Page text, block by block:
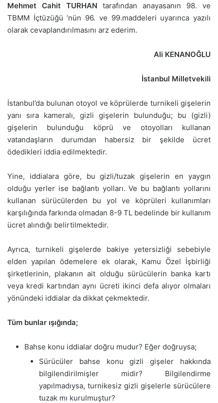
Mehmet Cahit TURHAN tarafından anayasanın 98. ve
TBMM İçtüzüğü ’nün 96. ve 99.maddeleri uyarınca yazılı
olarak cevaplandırılmasını arz ederim.
Ali KENANOĞLU
İstanbul Milletvekili
İstanbul’da bulunan otoyol ve köprülerde turnikeli gişelerin
yanı sıra kameralı, gizli gişelerin bulunduğu; bu (gizli)
gişelerin bulunduğu köprü ve otoyolları kullanan
vatandaşların durumdan habersiz bir şekilde ücret
ödedikleri iddia edilmektedir.
Yine, iddialara göre, bu gizli/tuzak gişelerin en yaygın
olduğu yerler ise bağlantı yolları. Ve bu bağlantı yollarını
kullanan sürücülerden bu yol ve köprüleri kullanımları
karşılığında farkında olmadan 8-9 TL bedelinde bir kullanım
ücret alındığı belirtilmektedir.
Ayrıca, turnikeli gişelerde bakiye yetersizliği sebebiyle
elden yapılan ödemelere ek olarak, Kamu Özel İşbirliği
şirketlerinin, plakanın ait olduğu sürücülerin banka kartı
veya kredi kartından aynı ücreti ikinci defa alıyor olmaları
yönündeki iddialar da dikkat çekmektedir.
Tüm bunlar ışığında;
Bahse konu iddialar doğru mudur? Eğer doğruysa;
Sürücüler bahse konu gizli gişeler hakkında
bilgilendirilmişler midir? Bilgilendirme
yapılmadıysa, turnikesiz gizli gişelerle sürücülere
tuzak mı kurulmuştur?